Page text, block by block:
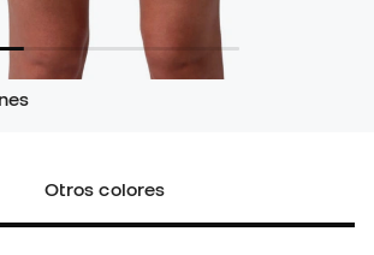
Otros colores